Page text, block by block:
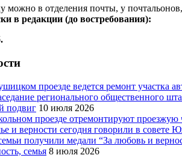
можно в отделения почты, у
в редакции (до востребования):
проезде ведется ремонт участка
регионального общественного
подвиг 10 июля 2026
проезде отремонтируют проезжую
и верности сегодня говорили в совете
получили медали “За любовь и
семья 8 июля 2026